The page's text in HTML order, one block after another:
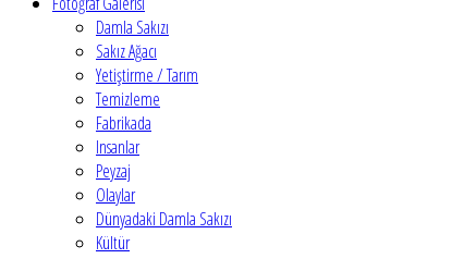
Damla Sakızı
Sakız Ağacı
Yetiştirme / Tarım
Temizleme
Fabrikada
Insanlar
Peyzaj
Olaylar
Dünyadaki Damla Sakızı
Kültür